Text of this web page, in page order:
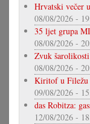
Hrvatski večer
08/08/2026 -
35 ljet grupa
08/08/2026 -
Zvuk šarolikosti
08/08/2026 -
Kiritof u Filežu
09/08/2026 -
das Robitza:
12/08/2026 -